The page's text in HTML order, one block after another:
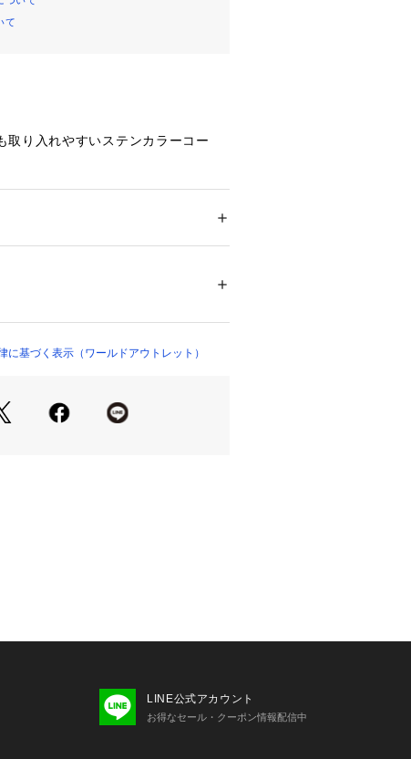
て
取り入れやすいステンカラーコー
スリーブで肩周りの動きを柔軟にサ
さとデザイン性を兼ね備えたボック
になっています。
て綿ライクな天然な風合いをポリエ
やすい）機能付き。
実際よりも色味が違って見える場
）
に基づく表示（ワールドアウトレット）
LINE公式アカウント
お得なセール・クーポン情報配信中